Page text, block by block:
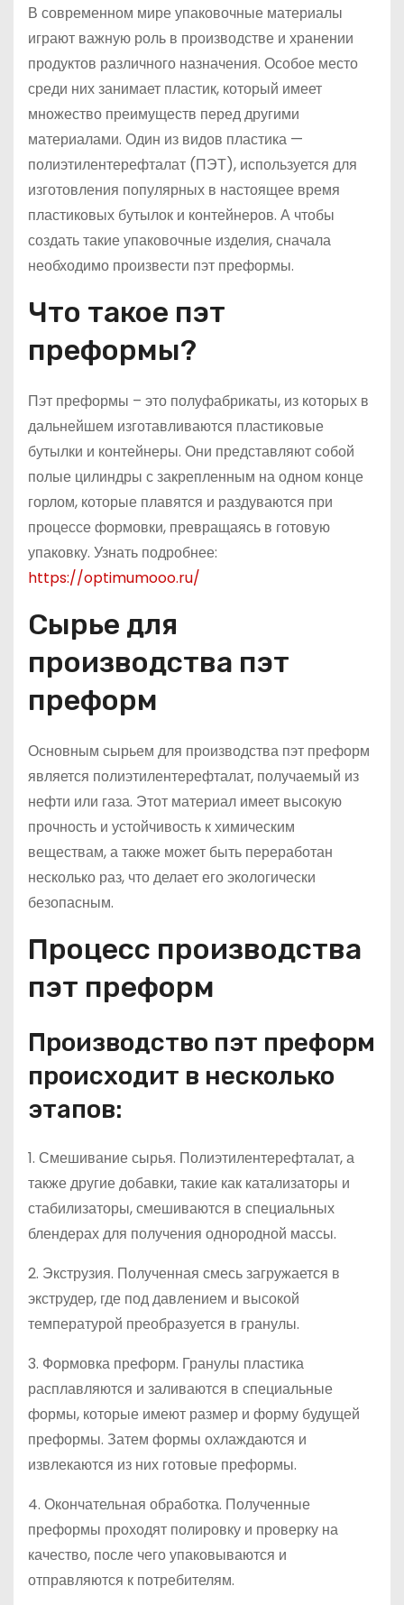
В современном мире упаковочные материалы
играют важную роль в производстве и хранении
продуктов различного назначения. Особое место
среди них занимает пластик, который имеет
множество преимуществ перед другими
материалами. Один из видов пластика —
полиэтилентерефталат (ПЭТ), используется для
изготовления популярных в настоящее время
пластиковых бутылок и контейнеров. А чтобы
создать такие упаковочные изделия, сначала
необходимо произвести пэт преформы.
Что такое пэт
преформы?
Пэт преформы – это полуфабрикаты, из которых в
дальнейшем изготавливаются пластиковые
бутылки и контейнеры. Они представляют собой
полые цилиндры с закрепленным на одном конце
горлом, которые плавятся и раздуваются при
процессе формовки, превращаясь в готовую
упаковку. Узнать подробнее:
https://optimumooo.ru/
Сырье для
производства пэт
преформ
Основным сырьем для производства пэт преформ
является полиэтилентерефталат, получаемый из
нефти или газа. Этот материал имеет высокую
прочность и устойчивость к химическим
веществам, а также может быть переработан
несколько раз, что делает его экологически
безопасным.
Процесс производства
пэт преформ
Производство пэт преформ
происходит в несколько
этапов:
1. Смешивание сырья. Полиэтилентерефталат, а
также другие добавки, такие как катализаторы и
стабилизаторы, смешиваются в специальных
блендерах для получения однородной массы.
2. Экструзия. Полученная смесь загружается в
экструдер, где под давлением и высокой
температурой преобразуется в гранулы.
3. Формовка преформ. Гранулы пластика
расплавляются и заливаются в специальные
формы, которые имеют размер и форму будущей
преформы. Затем формы охлаждаются и
извлекаются из них готовые преформы.
4. Окончательная обработка. Полученные
преформы проходят полировку и проверку на
качество, после чего упаковываются и
отправляются к потребителям.